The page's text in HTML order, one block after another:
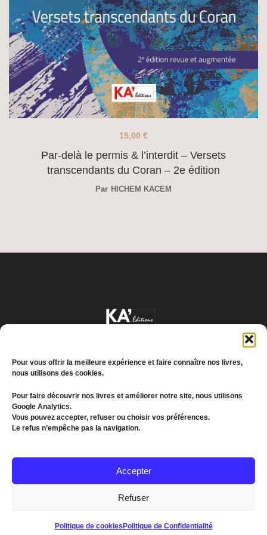
Pour vous offrir la meilleure expérience et faire connaître nos livres,
nous utilisons des cookies.
Pour faire découvrir nos livres et améliorer notre site, nous utilisons
Google Analytics.
Vous pouvez accepter, refuser ou choisir vos préférences.
Le refus n’empêche pas la navigation.
Accepter
Refuser
Politique de cookies Politique de Confidentialité
Par-delà le permis & l’interdit – Versets
transcendants du Coran – 2e édition
15,00 €
Par HICHEM KACEM
Conditions générales de vente
Politique de confidentialité
© 2022 MEDDKOL. All Rights Reserved